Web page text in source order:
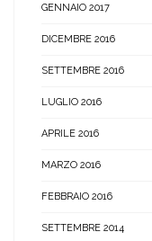
GENNAIO 2017
DICEMBRE 2016
SETTEMBRE 2016
LUGLIO 2016
APRILE 2016
MARZO 2016
FEBBRAIO 2016
SETTEMBRE 2014